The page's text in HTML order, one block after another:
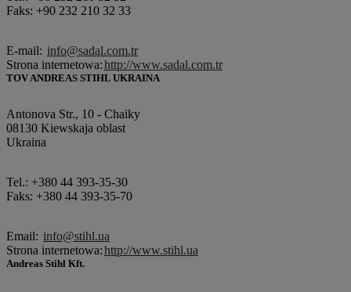
Faks: +90 232 210 32 33
E-mail: info@sadal.com.tr
Strona internetowa:http://www.sadal.com.tr
TOV ANDREAS STIHL UKRAINA
Antonova Str., 10 - Chaiky
08130 Kiewskaja oblast
Ukraina
Tel.: +380 44 393-35-30
Faks: +380 44 393-35-70
Email: info@stihl.ua
Strona internetowa:http://www.stihl.ua
Andreas Stihl Kft.